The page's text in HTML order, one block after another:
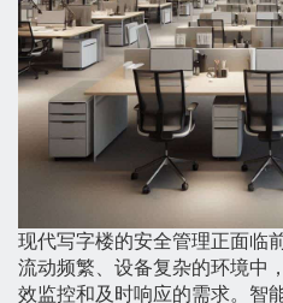
现代写字楼的安全管理正面临
流动频繁、设备复杂的环境中
效监控和及时响应的需求。智